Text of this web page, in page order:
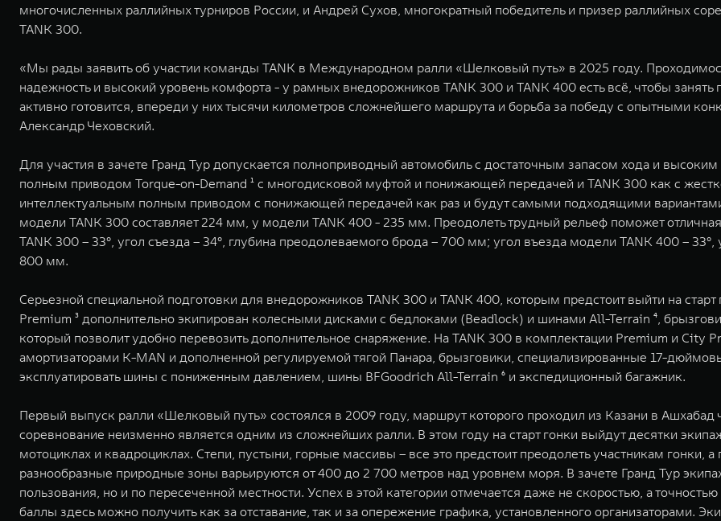
многочисленных раллийных турниров России, и Андрей Сухов, многократный победитель и призер раллийных
TANK 300.
«Мы рады заявить об участии команды TANK в Международном ралли «Шелковый путь» в 2025 году.
надежность и высокий уровень комфорта - у рамных внедорожников TANK 300 и TANK 400 есть всё, чтобы
активно готовится, впереди у них тысячи километров сложнейшего маршрута и борьба за победу с опытными
Александр Чеховский.
Для участия в зачете Гранд Тур допускается полноприводный автомобиль с достаточным запасом хода и
полным приводом Torque-on-Demand ¹ с многодисковой муфтой и понижающей передачей и TANK 300 как с
интеллектуальным полным приводом c понижающей передачей как раз и будут самыми подходящими
модели TANK 300 составляет 224 мм, у модели TANK 400 - 235 мм. Преодолеть трудный рельеф поможет
TANK 300 – 33°, угол съезда – 34°, глубина преодолеваемого брода – 700 мм; угол въезда модели TANK 400 –
800 мм.
Серьезной специальной подготовки для внедорожников TANK 300 и TANK 400, которым предстоит выйти на
Premium ³ дополнительно экипирован колесными дисками с бедлоками (Beadlock) и шинами All-Terrain ⁴,
который позволит удобно перевозить дополнительное снаряжение. На TANK 300 в комплектации Premium и City
амортизаторами K-MAN и дополненной регулируемой тягой Панара, брызговики, специализированные 17-
эксплуатировать шины с пониженным давлением, шины BFGoodrich All-Terrain ⁶ и экспедиционный багажник.
Первый выпуск ралли «Шелковый путь» состоялся в 2009 году, маршрут которого проходил из Казани в Ашхабад
соревнование неизменно является одним из сложнейших ралли. В этом году на старт гонки выйдут десятки
мотоциклах и квадроциклах. Степи, пустыни, горные массивы – все это предстоит преодолеть участникам гонки,
разнообразные природные зоны варьируются от 400 до 2 700 метров над уровнем моря. В зачете Гранд Тур
пользования, но и по пересеченной местности. Успех в этой категории отмечается даже не скоростью, а
баллы здесь можно получить как за отставание, так и за опережение графика, установленного организаторами.